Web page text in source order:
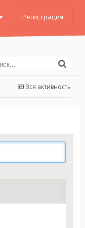
Регистрация
Вся активность